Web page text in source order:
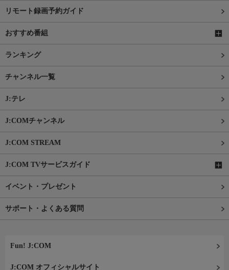
リモート録画予約ガイド
おすすめ番組
ランキング
チャンネル一覧
J:テレ
J:COMチャンネル
J:COM STREAM
J:COM TVサービスガイド
イベント・プレゼント
サポート・よくある質問
Fun! J:COM
J:COM オフィシャルサイト